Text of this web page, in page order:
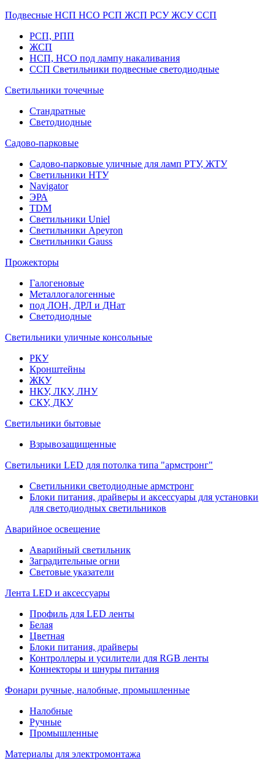
Подвесные НСП НСО РСП ЖСП РСУ ЖСУ ССП
РСП, РПП
ЖСП
НСП, НСО под лампу накаливания
ССП Светильники подвесные светодиодные
Светильники точечные
Стандратные
Светодиодные
Садово-парковые
Садово-парковые уличные для ламп РТУ, ЖТУ
Светильники НТУ
Navigator
ЭРА
TDM
Светильники Uniel
Светильники Apeyron
Светильники Gauss
Прожекторы
Галогеновые
Металлогалогенные
под ЛОН, ДРЛ и ДНат
Светодиодные
Светильники уличные консольные
РКУ
Кронштейны
ЖКУ
НКУ, ЛКУ, ЛНУ
СКУ, ДКУ
Светильники бытовые
Взрывозащищенные
Светильники LED для потолка типа "армстронг"
Светильники светодиодные армстронг
Блоки питания, драйверы и аксессуары для установки
для светодиодных светильников
Аварийное освещение
Аварийный светильник
Заградительные огни
Световые указатели
Лента LED и аксессуары
Профиль для LED ленты
Белая
Цветная
Блоки питания, драйверы
Контроллеры и усилители для RGB ленты
Коннекторы и шнуры питания
Фонари ручные, налобные, промышленные
Налобные
Ручные
Промышленные
Материалы для электромонтажа